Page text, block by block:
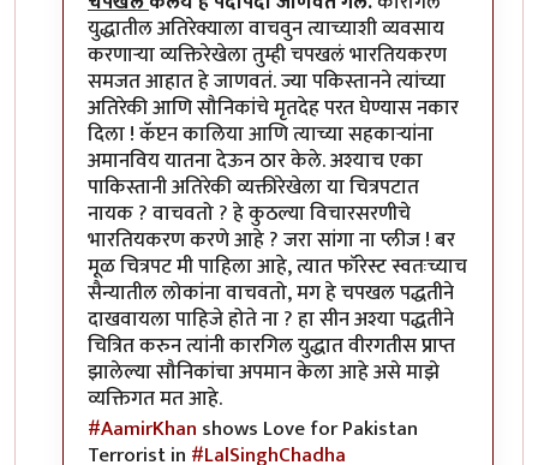
युद्धातील अतिरेक्याला वाचवुन त्याच्याशी व्यवसाय
करणार्‍या व्यक्तिरेखेला तुम्ही चपखलं भारतियकरण
समजत आहात हे जाणवतं. ज्या पकिस्तानने त्यांच्या
अतिरेकी आणि सौनिकांचे मृतदेह परत घेण्यास नकार
दिला ! कॅप्टन कालिया आणि त्याच्या सहकार्‍यांना
अमानविय यातना देऊन ठार केले. अश्याच एका
पाकिस्तानी अतिरेकी व्यक्तीरेखेला या चित्रपटात
नायक ? वाचवतो ? हे कुठल्या विचारसरणीचे
भारतियकरण करणे आहे ? जरा सांगा ना प्लीज ! बर
मूळ चित्रपट मी पाहिला आहे, त्यात फॉरेस्ट स्वतःच्याच
सैन्यातील लोकांना वाचवतो, मग हे चपखल पद्धतीने
दाखवायला पाहिजे होते ना ? हा सीन अश्या पद्धतीने
चित्रित करुन त्यांनी कारगिल युद्धात वीरगतीस प्राप्त
झालेल्या सौनिकांचा अपमान केला आहे असे माझे
व्यक्तिगत मत आहे.
#AamirKhan shows Love for Pakistan
Terrorist in #LalSinghChadha